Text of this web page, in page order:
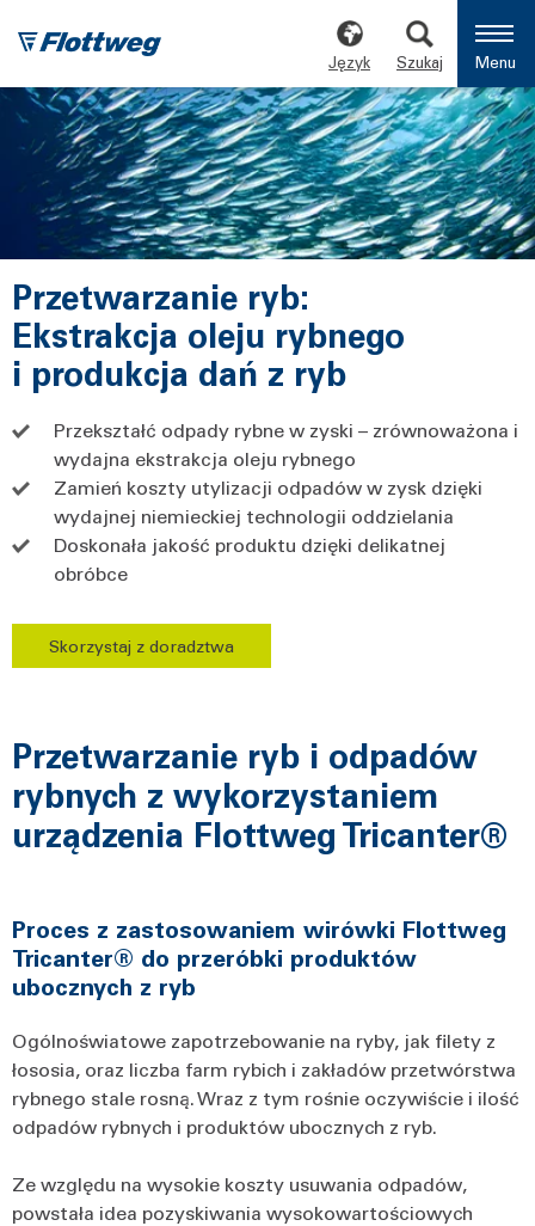
Język Szukaj Menu
Przetwarzanie ryb:
Ekstrakcja oleju rybnego
i produkcja dań z ryb
Przekształć odpady rybne w zyski – zrównoważona i
wydajna ekstrakcja oleju rybnego
Zamień koszty utylizacji odpadów w zysk dzięki
wydajnej niemieckiej technologii oddzielania
Doskonała jakość produktu dzięki delikatnej
obróbce
Skorzystaj z doradztwa
Przetwarzanie ryb i odpadów
rybnych z wykorzystaniem
urządzenia Flottweg Tricanter®
Proces z zastosowaniem wirówki Flottweg
Tricanter® do przeróbki produktów
ubocznych z ryb
Ogólnoświatowe zapotrzebowanie na ryby, jak filety z
łososia, oraz liczba farm rybich i zakładów przetwórstwa
rybnego stale rosną. Wraz z tym rośnie oczywiście i ilość
odpadów rybnych i produktów ubocznych z ryb.
Ze względu na wysokie koszty usuwania odpadów,
powstała idea pozyskiwania wysokowartościowych